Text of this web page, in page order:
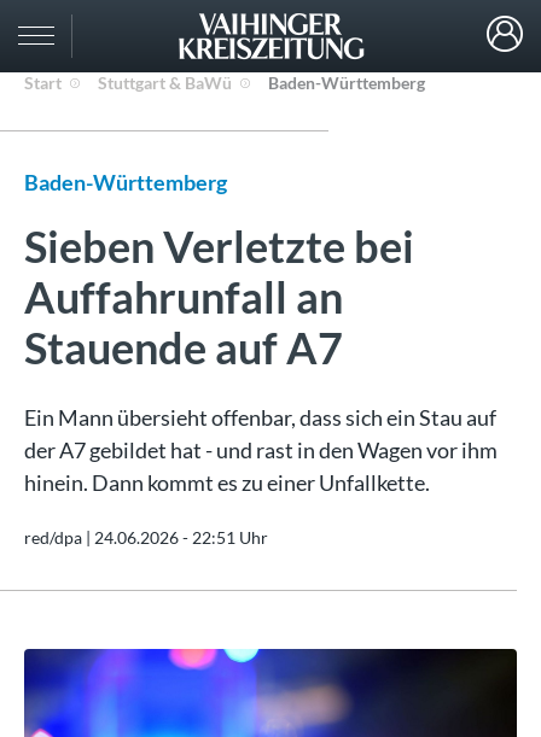
Start Stuttgart & BaWü Baden-Württemberg
Baden-Württemberg
Sieben Verletzte bei
Auffahrunfall an
Stauende auf A7
Ein Mann übersieht offenbar, dass sich ein Stau auf
der A7 gebildet hat - und rast in den Wagen vor ihm
hinein. Dann kommt es zu einer Unfallkette.
red/dpa | 24.06.2026 - 22:51 Uhr